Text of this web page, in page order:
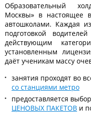
Образовательный
Москвы» в настоящее
автошколами. Каждая
подготовкой
действующим
установленным
даёт ученикам массу
занятия проходят во
со станциями метро
предоставляется
ЦЕНОВЫХ ПАКЕТОВ и